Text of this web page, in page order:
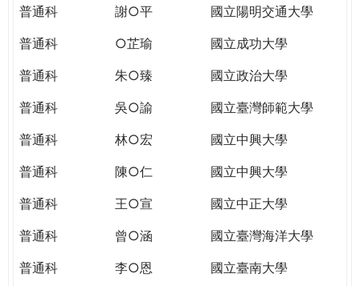
民。
TODAY
WORLD
普通科
謝○平
國立陽明交通大學
普通科
○芷瑜
國立成功大學
普通科
朱○臻
國立政治大學
普通科
吳○諭
國立臺灣師範大學
普通科
林○宏
國立中興大學
普通科
陳○仁
國立中興大學
普通科
王○宣
國立中正大學
普通科
曾○涵
國立臺灣海洋大學
普通科
李○恩
國立臺南大學